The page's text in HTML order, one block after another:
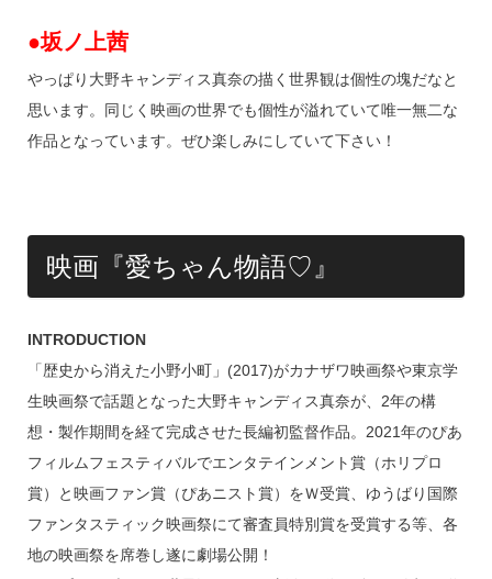
●坂ノ上茜
やっぱり大野キャンディス真奈の描く世界観は個性の塊だなと
思います。同じく映画の世界でも個性が溢れていて唯一無二な
作品となっています。ぜひ楽しみにしていて下さい！
映画『愛ちゃん物語♡』
INTRODUCTION
「歴史から消えた小野小町」(2017)がカナザワ映画祭や東京学
生映画祭で話題となった大野キャンディス真奈が、2年の構
想・製作期間を経て完成させた長編初監督作品。2021年のぴあ
フィルムフェスティバルでエンタテインメント賞（ホリプロ
賞）と映画ファン賞（ぴあニスト賞）をＷ受賞、ゆうばり国際
ファンタスティック映画祭にて審査員特別賞を受賞する等、各
地の映画祭を席巻し遂に劇場公開！